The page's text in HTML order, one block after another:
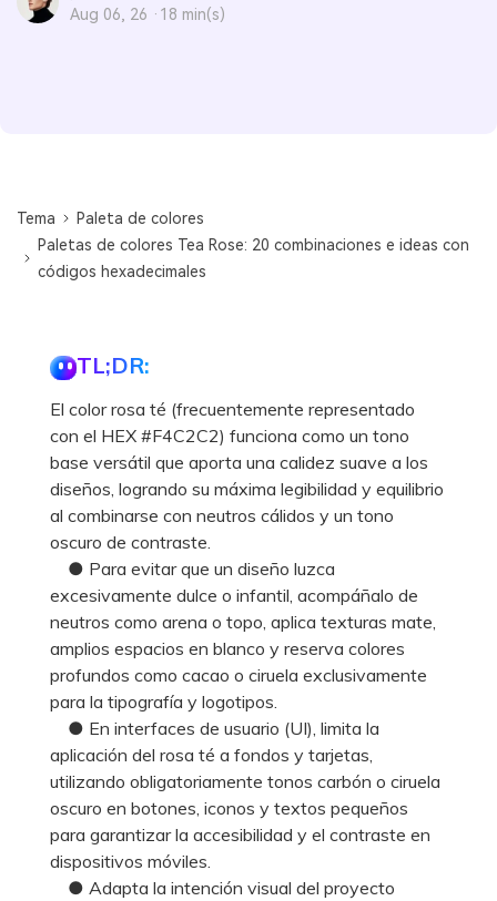
Aug 06, 26 · 18 min(s)
Tema
Paleta de colores
Paletas de colores Tea Rose: 20 combinaciones e ideas con
códigos hexadecimales
TL;DR:
El color rosa té (frecuentemente representado
con el HEX #F4C2C2) funciona como un tono
base versátil que aporta una calidez suave a los
diseños, logrando su máxima legibilidad y equilibrio
al combinarse con neutros cálidos y un tono
oscuro de contraste.
● Para evitar que un diseño luzca
excesivamente dulce o infantil, acompáñalo de
neutros como arena o topo, aplica texturas mate,
amplios espacios en blanco y reserva colores
profundos como cacao o ciruela exclusivamente
para la tipografía y logotipos.
● En interfaces de usuario (UI), limita la
aplicación del rosa té a fondos y tarjetas,
utilizando obligatoriamente tonos carbón o ciruela
oscuro en botones, iconos y textos pequeños
para garantizar la accesibilidad y el contraste en
dispositivos móviles.
● Adapta la intención visual del proyecto